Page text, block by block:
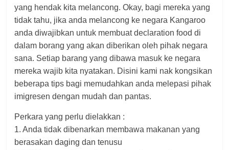
yang hendak kita melancong. Okay, bagi mereka yang
tidak tahu, jika anda melancong ke negara Kangaroo
anda diwajibkan untuk membuat declaration food di
dalam borang yang akan diberikan oleh pihak negara
sana. Setiap barang yang dibawa masuk ke negara
mereka wajib kita nyatakan. Disini kami nak kongsikan
beberapa tips bagi memudahkan anda melepasi pihak
imigresen dengan mudah dan pantas.
Perkara yang perlu dielakkan :
1. Anda tidak dibenarkan membawa makanan yang
berasakan daging dan tenusu